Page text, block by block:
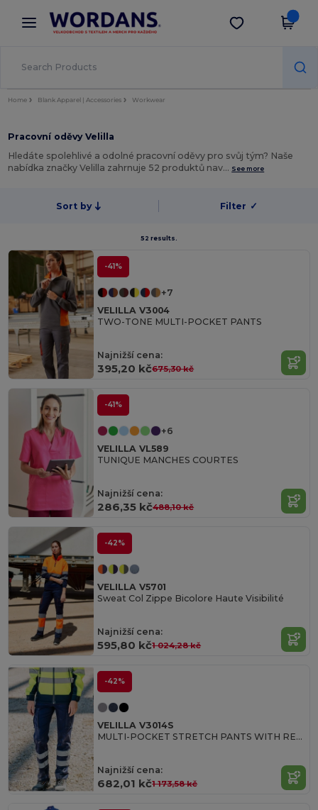
× Aplikace Wordans
Lepší ceny v aplikaci!
Stáhnout app
Home Blank Apparel | Accessories Workwear
Pracovní oděvy Velilla
Hledáte spolehlivé a odolné pracovní oděvy pro svůj tým? Naše
nabídka značky Velilla zahrnuje 52 produktů nav… See more
Sort by Filter ✓
52 results.
-41%
+7
VELILLA V3004
TWO-TONE MULTI-POCKET PANTS
Najnižší cena:
395,20 kč675,30 kč
-41%
+6
VELILLA VL589
TUNIQUE MANCHES COURTES
Najnižší cena:
286,35 kč488,10 kč
-42%
VELILLA V5701
Sweat Col Zippe Bicolore Haute Visibilité
Najnižší cena:
595,80 kč1 024,28 kč
-42%
VELILLA V3014S
MULTI-POCKET STRETCH PANTS WITH REFLECTIVE STRIPES
Najnižší cena:
682,01 kč1 173,58 kč